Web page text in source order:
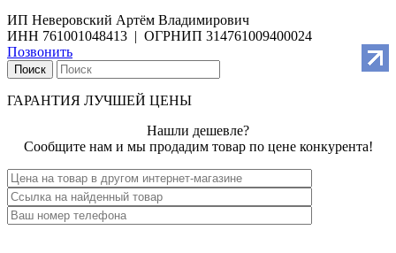
ИП Неверовский Артём Владимирович
ИНН 761001048413 | ОГРНИП 314761009400024
Позвонить
Поиск
ГАРАНТИЯ ЛУЧШЕЙ ЦЕНЫ
Нашли дешевле?
Сообщите нам и мы продадим товар по цене конкурента!